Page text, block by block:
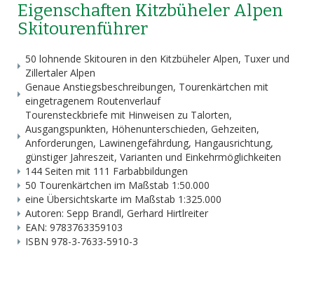
Eigenschaften Kitzbüheler Alpen
Skitourenführer
50 lohnende Skitouren in den Kitzbüheler Alpen, Tuxer und
Zillertaler Alpen
Genaue Anstiegsbeschreibungen, Tourenkärtchen mit
eingetragenem Routenverlauf
Tourensteckbriefe mit Hinweisen zu Talorten,
Ausgangspunkten, Höhenunterschieden, Gehzeiten,
Anforderungen, Lawinengefährdung, Hangausrichtung,
günstiger Jahreszeit, Varianten und Einkehrmöglichkeiten
144 Seiten mit 111 Farbabbildungen
50 Tourenkärtchen im Maßstab 1:50.000
eine Übersichtskarte im Maßstab 1:325.000
Autoren: Sepp Brandl, Gerhard Hirtlreiter
EAN: 9783763359103
ISBN 978-3-7633-5910-3